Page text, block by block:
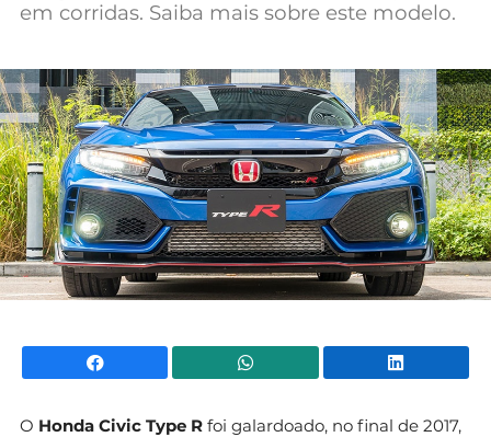
em corridas. Saiba mais sobre este modelo.
Facebook WhatsApp
O Honda Civic Type R foi galardoado, no final de 2017,